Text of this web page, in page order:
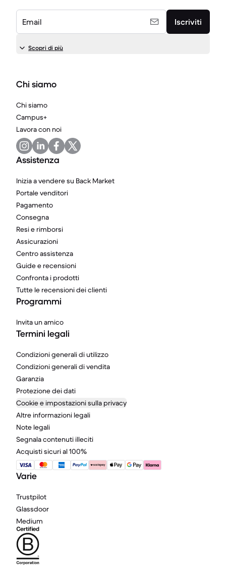
Email Iscriviti
Scopri di più
Chi siamo
Chi siamo
Campus+
Lavora con noi
Assistenza
Inizia a vendere su Back Market
Portale venditori
Pagamento
Consegna
Resi e rimborsi
Assicurazioni
Centro assistenza
Guide e recensioni
Confronta i prodotti
Tutte le recensioni dei clienti
Programmi
Invita un amico
Termini legali
Condizioni generali di utilizzo
Condizioni generali di vendita
Garanzia
Protezione dei dati
Cookie e impostazioni sulla privacy
Altre informazioni legali
Note legali
Segnala contenuti illeciti
Acquisti sicuri al 100%
Varie
Trustpilot
Glassdoor
Medium